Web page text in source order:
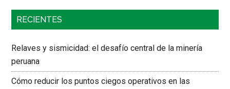
RECIENTES
Relaves y sismicidad: el desafío central de la minería
peruana
Cómo reducir los puntos ciegos operativos en las